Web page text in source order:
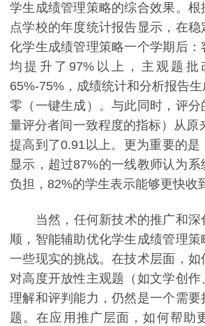
学生成绩管理策略的综合效果。
点学校的年度统计报告显示，在
化学生成绩管理策略一个学期后
均提升了97%以上，主观题批
65%-75%，成绩统计和分析报告
零（一键生成）。与此同时，评
量评分者间一致程度的指标）从原
提高到了0.91以上。更为重要的是
显示，超过87%的一线教师认为
负担，82%的学生表示能够更快收
当然，任何新技术的推广和深
顺，智能辅助优化学生成绩管理
一些现实的挑战。在技术层面，
对高度开放性主观题（如文学创作
理解和评判能力，仍然是一个需
题。在应用推广层面，如何帮助